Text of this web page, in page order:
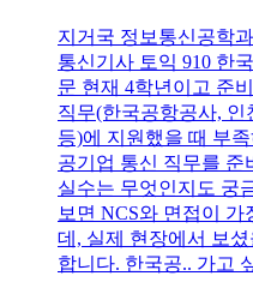
지거국 정보통신공학
통신기사 토익 910 한
문 현재 4학년이고 준
직무(한국공항공사, 인
등)에 지원했을 때 부
공기업 통신 직무를 준
실수는 무엇인지도 궁
보면 NCS와 면접이
데, 실제 현장에서 보
합니다. 한국공.. 가고